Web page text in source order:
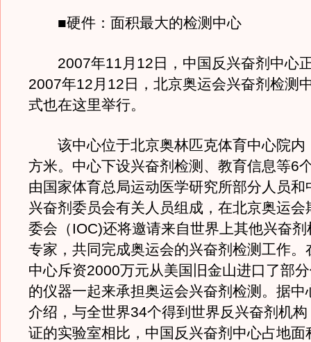
■硬件：面积最大的检测中心
2007年11月12日，中国反兴奋剂中心
2007年12月12日，北京奥运会兴奋剂检测
式也在这里举行。
该中心位于北京奥林匹克体育中心院内
方米。中心下设兴奋剂检测、教育信息等6
由国家体育总局运动医学研究所部分人员和
兴奋剂委员会有关人员组成，在北京奥运会
委会（IOC)还将邀请来自世界上其他兴奋
专家，共同完成奥运会的兴奋剂检测工作。
中心斥资2000万元从美国旧金山进口了部
的仪器一起来承担奥运会兴奋剂检测。据中
介绍，与全世界34个得到世界反兴奋剂机
证的实验室相比，中国反兴奋剂中心占地面